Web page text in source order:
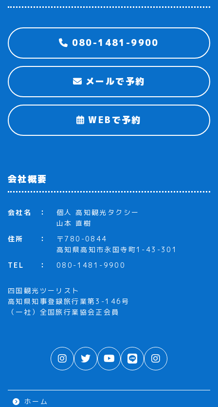
080-1481-9900
メールで予約
WEBで予約
会社概要
会社名
個人 高知観光タクシー
山本 直樹
住所
〒780-0844
高知県高知市永国寺町1-43-301
TEL
080-1481-9900
四国観光ツーリスト
高知県知事登録旅行業第3-146号
（一社）全国旅行業協会正会員
ホーム